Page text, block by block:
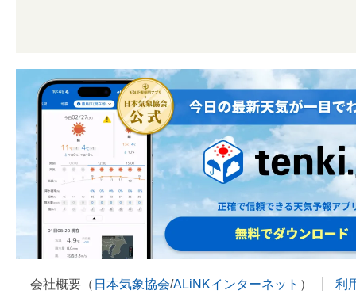
会社概要（ 日本気象協会/ALiNKインターネット ） 利